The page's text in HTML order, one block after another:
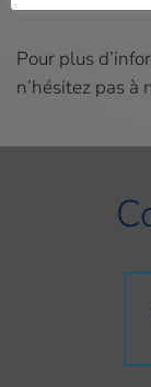
Pour plus
n’hésitez pas à